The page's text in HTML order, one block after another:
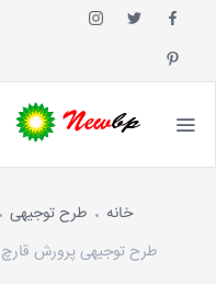
خانه طرح توجیهی
طرح توجیهی پرورش قارچ